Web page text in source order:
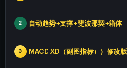
2 自动趋势+支撑+斐波那契+箱体
3 MACD XD（副图指标））修改版